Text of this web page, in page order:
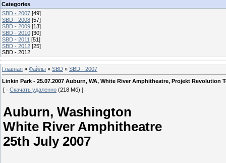
Categories
SBD - 2007 [49]
SBD - 2008 [57]
SBD - 2009 [13]
SBD - 2010 [30]
SBD - 2011 [51]
SBD - 2012 [25]
SBD - 2012
Главная » Файлы » SBD » SBD - 2007
Linkin Park - 25.07.2007 Auburn, WA, White River Amphitheatre, Projekt Revolution
[ · Скачать удаленно (218 Мб) ]
Auburn, Washington
White River Amphitheatre
25th July 2007